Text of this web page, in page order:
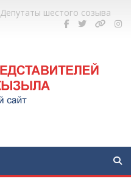
Депутаты шестого созыва